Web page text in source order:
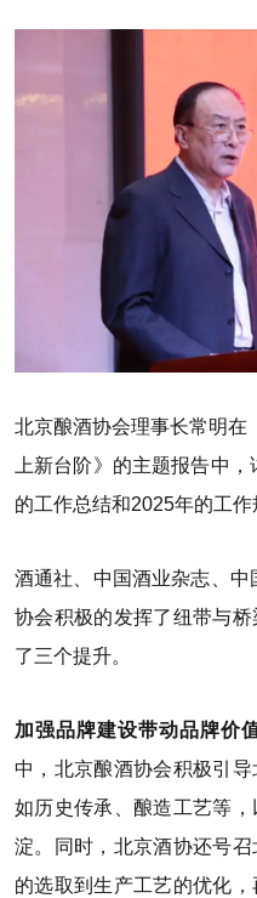
北京酿酒协会理事长常明在
上新台阶》的主题报告中
的工作总结和2025年的工作
酒通社、中国酒业杂志、
协会积极的发挥了纽带与
了三个提升。
加强品牌建设带动品牌价
中，北京酿酒协会积极引导
如历史传承、酿造工艺等
淀。同时，北京酒协还号
的选取到生产工艺的优化